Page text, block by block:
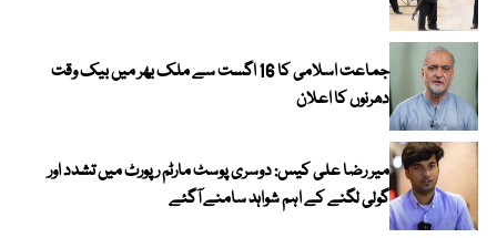
جماعت اسلامی کا 16 اگست سے ملک بھر میں بیک وقت
دھرنوں کا اعلان
میر رضا علی کیس: دوسری پوسٹ مارٹم رپورٹ میں تشدد اور
گولی لگنے کے اہم شواہد سامنے آگئے